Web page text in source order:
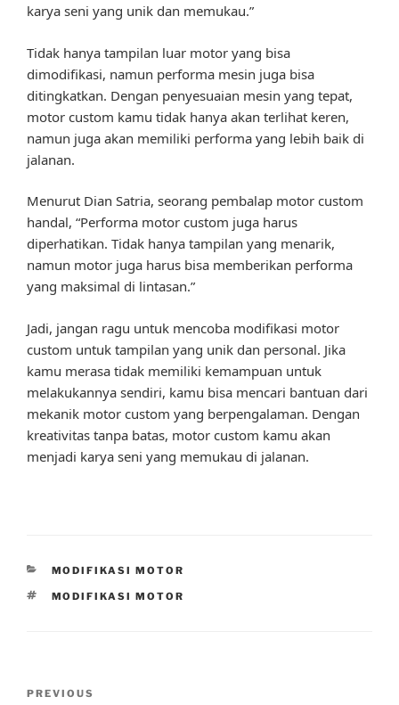
karya seni yang unik dan memukau.”
Tidak hanya tampilan luar motor yang bisa
dimodifikasi, namun performa mesin juga bisa
ditingkatkan. Dengan penyesuaian mesin yang tepat,
motor custom kamu tidak hanya akan terlihat keren,
namun juga akan memiliki performa yang lebih baik di
jalanan.
Menurut Dian Satria, seorang pembalap motor custom
handal, “Performa motor custom juga harus
diperhatikan. Tidak hanya tampilan yang menarik,
namun motor juga harus bisa memberikan performa
yang maksimal di lintasan.”
Jadi, jangan ragu untuk mencoba modifikasi motor
custom untuk tampilan yang unik dan personal. Jika
kamu merasa tidak memiliki kemampuan untuk
melakukannya sendiri, kamu bisa mencari bantuan dari
mekanik motor custom yang berpengalaman. Dengan
kreativitas tanpa batas, motor custom kamu akan
menjadi karya seni yang memukau di jalanan.
CATEGORIES
MODIFIKASI MOTOR
TAGS
MODIFIKASI MOTOR
Previous
PREVIOUS